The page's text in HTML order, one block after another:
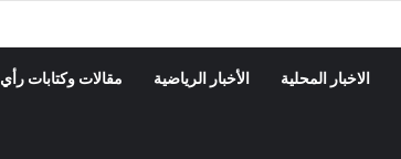
الاخبار المحلية الأخبار الرياضية مقالات وكتابات رأي